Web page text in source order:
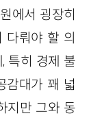
에서 굉장히
다뤄야 할 의
특히 경제 불
감대가 꽤 넓
지만 그와 동